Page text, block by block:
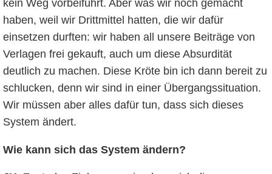
kein Weg vorbeiführt. Aber was wir noch gemacht
haben, weil wir Drittmittel hatten, die wir dafür
einsetzen durften: wir haben all unsere Beiträge von
Verlagen frei gekauft, auch um diese Absurdität
deutlich zu machen. Diese Kröte bin ich dann bereit zu
schlucken, denn wir sind in einer Übergangssituation.
Wir müssen aber alles dafür tun, dass sich dieses
System ändert.
Wie kann sich das System ändern?